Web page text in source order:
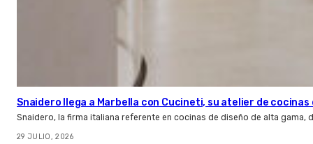
Snaidero llega a Marbella con Cucineti, su atelier de cocinas
Snaidero, la firma italiana referente en cocinas de diseño de alta gama,
29 JULIO, 2026